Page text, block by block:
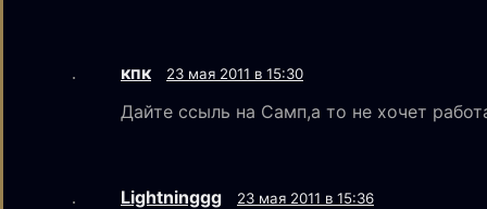
кпк 23 мая 2011 в 15:30
Дайте ссыль на Самп,а то не хочет
Lightninggg 23 мая 2011 в 15:36